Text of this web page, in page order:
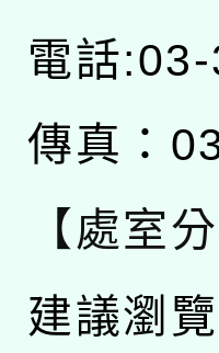
電話
傳真：
【處室
建議瀏